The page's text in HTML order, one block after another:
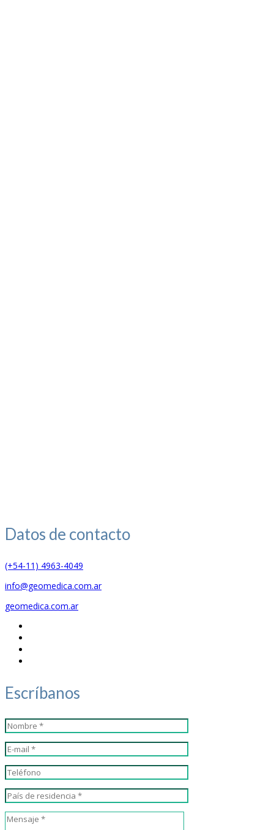
Datos de contacto
(+54-11) 4963-4049
info@geomedica.com.ar
geomedica.com.ar
Escríbanos